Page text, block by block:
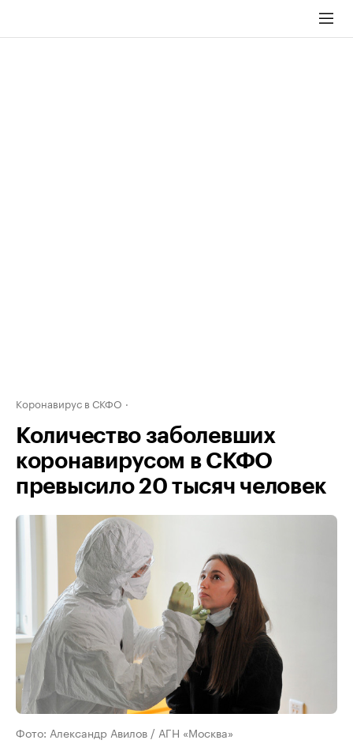
Коронавирус в СКФО
Количество заболевших
коронавирусом в СКФО
превысило 20 тысяч человек
Фото: Александр Авилов / АГН «Москва»